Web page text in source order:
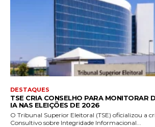
DESTAQUES
TSE CRIA CONSELHO PARA MONITORAR
IA NAS ELEIÇÕES DE 2026
O Tribunal Superior Eleitoral (TSE) oficializou a
Consultivo sobre Integridade Informacional...